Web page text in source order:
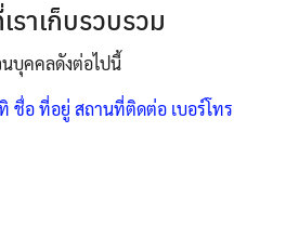
าเก็บรวบรวม
นบุคคลดังต่อไปนี้
ชื่อ ที่อยู่ สถานที่ติดต่อ เบอร์โทร